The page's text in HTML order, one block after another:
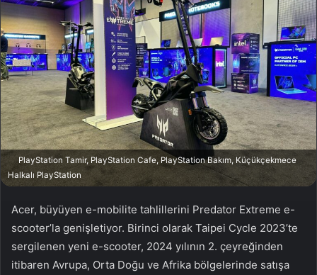
o
n
X
o
s
t
a
g
ö
n
d
r
k
PlayStation Tamir, PlayStation Cafe, PlayStation Bakım, Küçükçekmece
Halkalı PlayStation
Acer, büyüyen e-mobilite tahlillerini Predator Extreme e-
scooter’la genişletiyor. Birinci olarak Taipei Cycle 2023’te
sergilenen yeni e-scooter, 2024 yılının 2. çeyreğinden
itibaren Avrupa, Orta Doğu ve Afrika bölgelerinde satışa